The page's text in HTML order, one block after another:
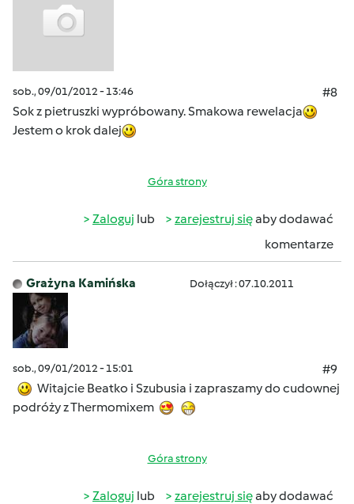
sob., 09/01/2012 - 13:46
#8
Sok z pietruszki wypróbowany. Smakowa rewelacja
Jestem o krok dalej
Góra strony
Zaloguj lub zarejestruj sięaby dodawać
komentarze
Grażyna Kamińska Dołączył : 07.10.2011
sob., 09/01/2012 - 15:01
#9
Witajcie Beatko i Szubusia i zapraszamy do cudownej
podróży z Thermomixem
Góra strony
Zaloguj lub zarejestruj sięaby dodawać